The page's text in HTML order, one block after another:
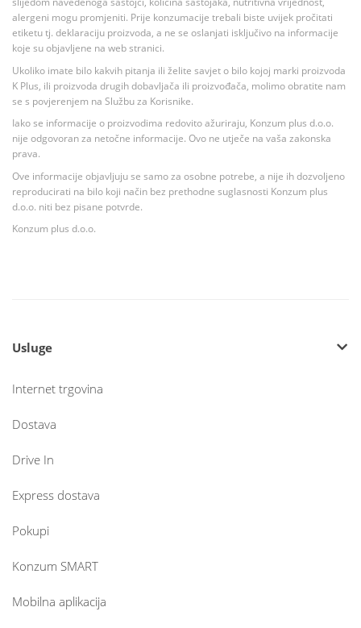
alergeni mogu promjeniti. Prije konzumacije trebali biste uvijek pročitati
etiketu tj. deklaraciju proizvoda, a ne se oslanjati isključivo na informacije
koje su objavljene na web stranici.
Ukoliko imate bilo kakvih pitanja ili želite savjet o bilo kojoj marki proizvoda
K Plus, ili proizvoda drugih dobavljača ili proizvođača, molimo obratite nam
se s povjerenjem na Službu za Korisnike.
Iako se informacije o proizvodima redovito ažuriraju, Konzum plus d.o.o.
nije odgovoran za netočne informacije. Ovo ne utječe na vaša zakonska
prava.
Ove informacije objavljuju se samo za osobne potrebe, a nije ih dozvoljeno
reproducirati na bilo koji način bez prethodne suglasnosti Konzum plus
d.o.o. niti bez pisane potvrde.
Konzum plus d.o.o.
Usluge
Internet trgovina
Dostava
Drive In
Express dostava
Pokupi
Konzum SMART
Mobilna aplikacija